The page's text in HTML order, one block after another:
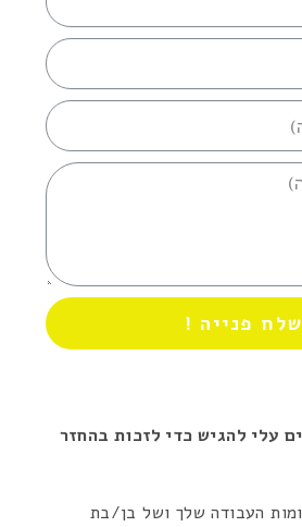
שלח פנייה !
עלי להגיש כדי לזכות בהחזר
מקומות העבודה שלך ושל בן/בת